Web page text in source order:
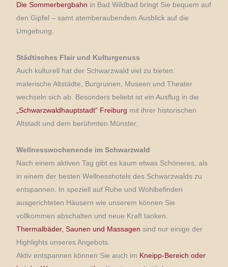
Die Sommerbergbahn in Bad Wildbad bringt Sie bequem auf
den Gipfel – samt atemberaubendem Ausblick auf die
Umgebung.
Städtisches Flair und Kulturgenuss
Auch kulturell hat der Schwarzwald viel zu bieten:
malerische Altstädte, Burgruinen, Museen und Theater
wechseln sich ab. Besonders beliebt ist ein Ausflug in die
„Schwarzwaldhauptstadt“ Freiburg mit ihrer historischen
Altstadt und dem berühmten Münster.
Wellnesswochenende im Schwarzwald
Nach einem aktiven Tag gibt es kaum etwas Schöneres, als
in einem der besten Wellnesshotels des Schwarzwalds zu
entspannen. In speziell auf Ruhe und Wohlbefinden
ausgerichteten Häusern wie unserem können Sie
vollkommen abschalten und neue Kraft tanken.
Thermalbäder, Saunen und Massagen sind nur einige der
Highlights unseres Angebots.
Aktiv entspannen können Sie auch im Kneipp-Bereich oder